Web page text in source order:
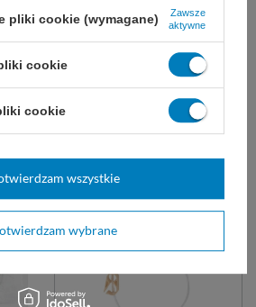
Linia
12,5 cm
Marka
pliki cookie (wymagane)
Zawsze
aktywne
cookie
cookie
wybrane
wszystkie